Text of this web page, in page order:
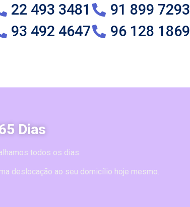
22 493 3481
91 899 7293
93 492 4647
96 128 1869
Dias
todos os dias.
deslocação ao seu domicílio hoje mesmo.